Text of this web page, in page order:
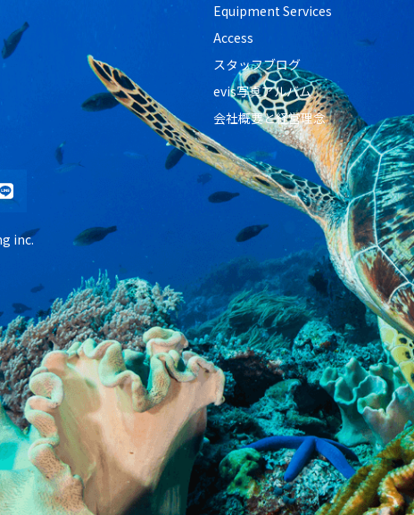
Equipment Services
Access
スタッフブログ
evis写真アルバム
会社概要と経営理念
inc.